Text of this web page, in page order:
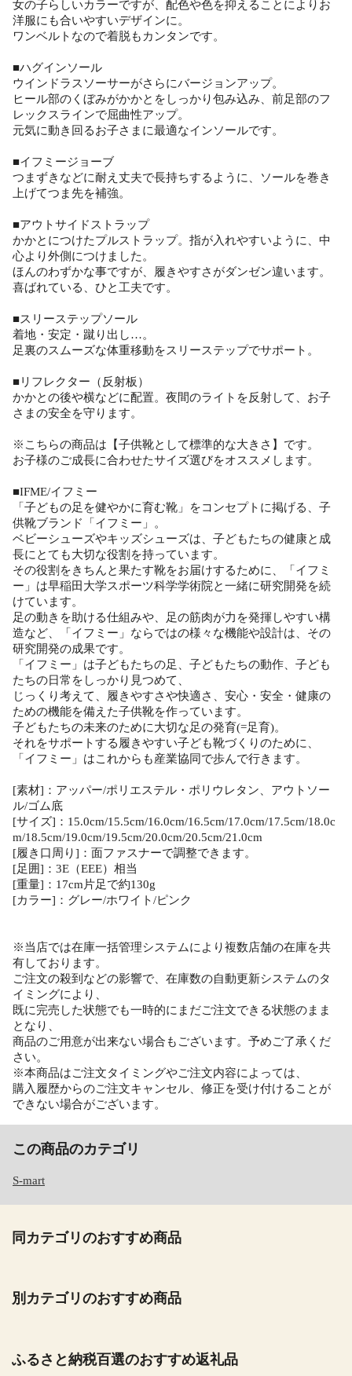
女の子らしいカラーですが、配色や色を抑えることによりお
洋服にも合いやすいデザインに。
ワンベルトなので着脱もカンタンです。
■ハグインソール
ウインドラスソーサーがさらにバージョンアップ。
ヒール部のくぼみがかかとをしっかり包み込み、前足部のフ
レックスラインで屈曲性アップ。
元気に動き回るお子さまに最適なインソールです。
■イフミージョーブ
つまずきなどに耐え丈夫で長持ちするように、ソールを巻き
上げてつま先を補強。
■アウトサイドストラップ
かかとにつけたプルストラップ。指が入れやすいように、中
心より外側につけました。
ほんのわずかな事ですが、履きやすさがダンゼン違います。
喜ばれている、ひと工夫です。
■スリーステップソール
着地・安定・蹴り出し…。
足裏のスムーズな体重移動をスリーステップでサポート。
■リフレクター（反射板）
かかとの後や横などに配置。夜間のライトを反射して、お子
さまの安全を守ります。
※こちらの商品は【子供靴として標準的な大きさ】です。
お子様のご成長に合わせたサイズ選びをオススメします。
■IFME/イフミー
「子どもの足を健やかに育む靴」をコンセプトに掲げる、子
供靴ブランド「イフミー」。
ベビーシューズやキッズシューズは、子どもたちの健康と成
長にとても大切な役割を持っています。
その役割をきちんと果たす靴をお届けするために、「イフミ
ー」は早稲田大学スポーツ科学学術院と一緒に研究開発を続
けています。
足の動きを助ける仕組みや、足の筋肉が力を発揮しやすい構
造など、「イフミー」ならではの様々な機能や設計は、その
研究開発の成果です。
「イフミー」は子どもたちの足、子どもたちの動作、子ども
たちの日常をしっかり見つめて、
じっくり考えて、履きやすさや快適さ、安心・安全・健康の
ための機能を備えた子供靴を作っています。
子どもたちの未来のために大切な足の発育(=足育)。
それをサポートする履きやすい子ども靴づくりのために、
「イフミー」はこれからも産業協同で歩んで行きます。
[素材]：アッパー/ポリエステル・ポリウレタン、アウトソー
ル/ゴム底
[サイズ]：15.0cm/15.5cm/16.0cm/16.5cm/17.0cm/17.5cm/18.0c
m/18.5cm/19.0cm/19.5cm/20.0cm/20.5cm/21.0cm
[履き口周り]：面ファスナーで調整できます。
[足囲]：3E（EEE）相当
[重量]：17cm片足で約130g
[カラー]：グレー/ホワイト/ピンク
※当店では在庫一括管理システムにより複数店舗の在庫を共
有しております。
ご注文の殺到などの影響で、在庫数の自動更新システムのタ
イミングにより、
既に完売した状態でも一時的にまだご注文できる状態のまま
となり、
商品のご用意が出来ない場合もございます。予めご了承くだ
さい。
※本商品はご注文タイミングやご注文内容によっては、
購入履歴からのご注文キャンセル、修正を受け付けることが
できない場合がございます。
この商品のカテゴリ
S-mart
同カテゴリのおすすめ商品
別カテゴリのおすすめ商品
ふるさと納税百選のおすすめ返礼品